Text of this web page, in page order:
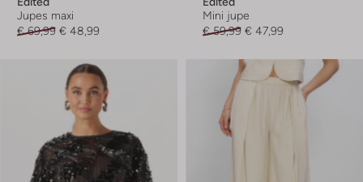
Jupes maxi
€ 69,99 € 48,99
Mini jupe
€ 59,99 € 47,99